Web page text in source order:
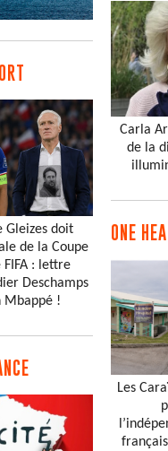
Gleizes doit
de la Coupe
: lettre
Deschamps
Mbappé !
Carla
de la
ONE
Les